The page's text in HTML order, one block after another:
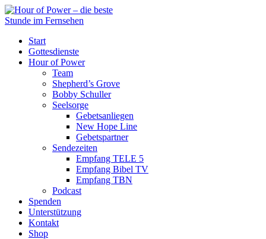
Start
Gottesdienste
Hour of Power
Team
Shepherd’s Grove
Bobby Schuller
Seelsorge
Gebetsanliegen
New Hope Line
Gebetspartner
Sendezeiten
Empfang TELE 5
Empfang Bibel TV
Empfang TBN
Podcast
Spenden
Unterstützung
Kontakt
Shop